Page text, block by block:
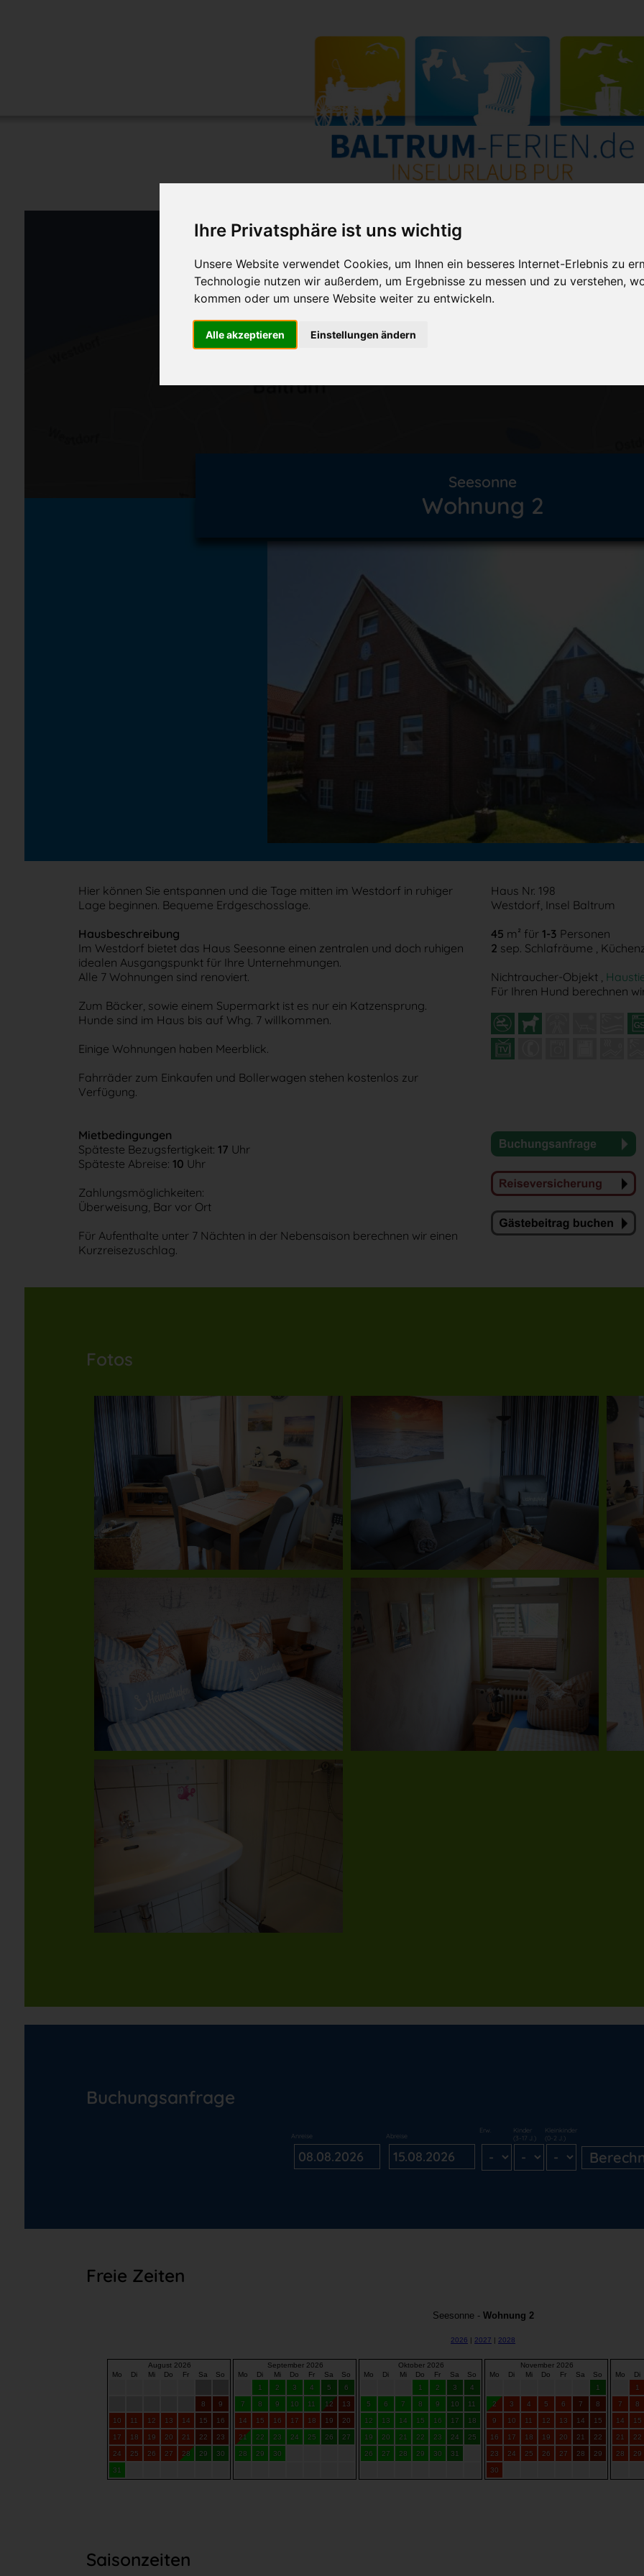
Ihre Privatsphäre ist uns wichtig
Unsere Website verwendet Cookies, um Ihnen ein besseres Internet-Erlebnis zu
Technologie nutzen wir außerdem, um Ergebnisse zu messen und zu verstehen,
kommen oder um unsere Website weiter zu entwickeln.
Alle akzeptieren Einstellungen ändern
können, müssen externe Inhalte
von GoogleMaps geladen werden.
Inhalte laden
Seesonne
Wohnung 2
Hier können Sie entspannen und die Tage mitten im Westdorf in ruhiger
Lage beginnen. Bequeme Erdgeschosslage.
Hausbeschreibung
Im Westdorf bietet das Haus Seesonne einen zentralen und doch ruhigen
idealen Ausgangspunkt für Ihre Unternehmungen.
Alle 7 Wohnungen sind renoviert.
Zum Bäcker, sowie einem Supermarkt ist es nur ein Katzensprung.
Hunde sind im Haus bis auf Whg. 7 willkommen.
Einige Wohnungen haben Meerblick.
Fahrräder zum Einkaufen und Bollerwagen stehen kostenlos zur
Verfügung.
Mietbedingungen
Späteste Bezugsfertigkeit: 17 Uhr
Späteste Abreise: 10 Uhr
Zahlungsmöglichkeiten:
Überweisung, Bar vor Ort
Für Aufenthalte unter 7 Nächten in der Nebensaison berechnen wir einen
Kurzreisezuschlag.
Haus Nr. 198
Westdorf, Insel Baltrum
45 m² für1-3 Personen
2 sep. Schlafräume ,
Nichtraucher-Objekt ,
Für Ihren Hund berechnen
Fotos
Buchungsanfrage
Anreise Abreise
Erw.
Kinder
(3-17 J.)
Kleinkinder
(0-2 J.)
Freie Zeiten
Saisonzeiten